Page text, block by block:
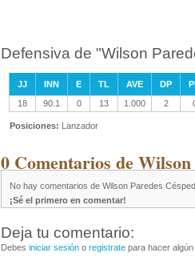
Defensiva de "Wilson
JJ INN E TL AVE DP
18
90.1 0 13 1.000 2
Posiciones: Lanzador
0 Comentarios de Wilson
No hay comentarios de Wilson Paredes
¡Sé el primero en comentar!
Deja tu comentario:
Debes iniciar sesión o registrate para hacer algún